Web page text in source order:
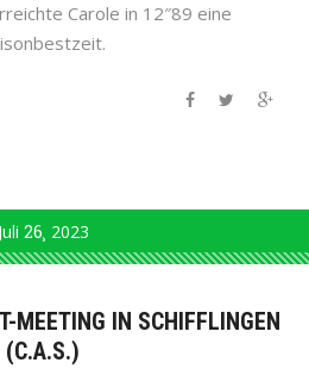
Carole in 12″89 eine
Juli 26 2023
MEETING IN SCHIFFLINGEN
(C.A.S.)